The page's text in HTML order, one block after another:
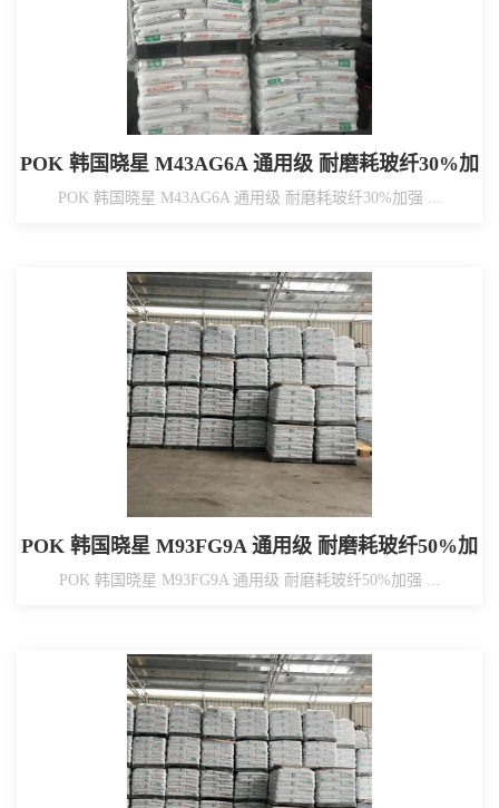
POK 韩国晓星 M43AG6A 通用级 耐磨耗玻纤30%加
强 高冲击
POK 韩国晓星 M43AG6A 通用级 耐磨耗玻纤30%加强 ...
POK 韩国晓星 M93FG9A 通用级 耐磨耗玻纤50%加
强
POK 韩国晓星 M93FG9A 通用级 耐磨耗玻纤50%加强 ...